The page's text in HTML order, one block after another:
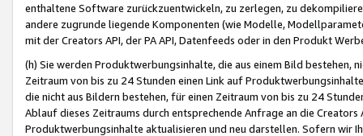
enthaltene Software zurückzuentwickeln, zu zerlegen, zu
andere zugrunde liegende Komponenten (wie Modelle,
mit der Creators API, der PA API, Datenfeeds oder in den Produkt
(h) Sie werden Produktwerbungsinhalte, die aus einem Bild bestehen,
Zeitraum von bis zu 24 Stunden einen Link auf
die nicht aus Bildern bestehen, für einen Zeitraum von bis zu 24
Ablauf dieses Zeitraums durch entsprechende Anfrage an die
Produktwerbungsinhalte aktualisieren und neu darstellen. Sofern wir